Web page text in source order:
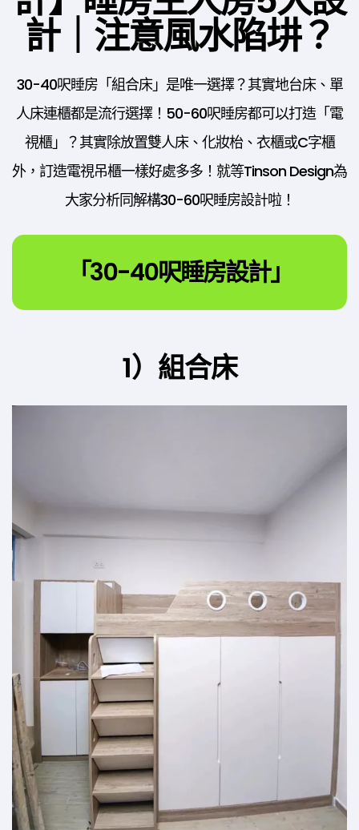
計｜注意風水陷㘫？
30-40呎睡房「組合床」是唯一選擇？其實地台床、單
人床連櫃都是流行選擇！50-60呎睡房都可以打造「電
視櫃」？其實除放置雙人床、化妝枱、衣櫃或C字櫃
外，訂造電視吊櫃一樣好處多多！就等Tinson Design為
大家分析同解構30-60呎睡房設計啦！
「30-40呎睡房設計」
1）組合床